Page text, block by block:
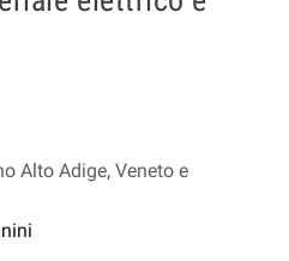
Alto Adige, Veneto e